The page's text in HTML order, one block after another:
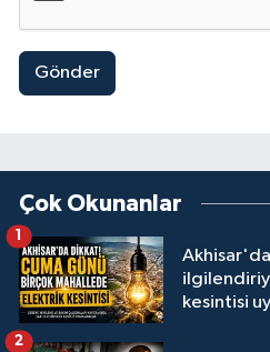
Gönder
Çok Okunanlar
kesintisi
1
2